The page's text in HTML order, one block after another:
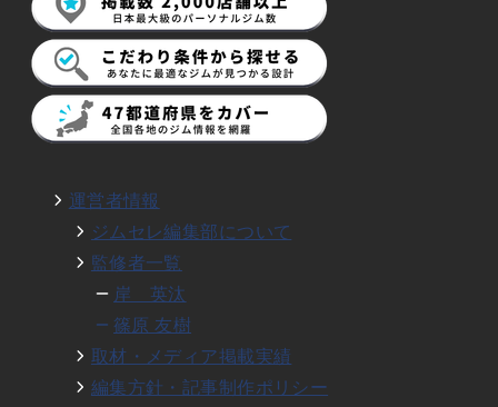
運営者情報
ジムセレ編集部について
監修者一覧
岸 英汰
篠原 友樹
取材・メディア掲載実績
編集方針・記事制作ポリシー